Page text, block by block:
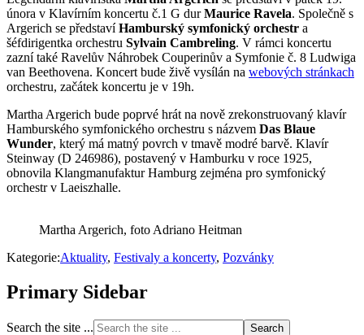
února v Klavírním koncertu č.1 G durMaurice Ravela. Společně s
Argerich se představíHamburský symfonický orchestr a
šéfdirigentka orchestru Sylvain Cambreling. V rámci koncertu
zazní také Ravelův Náhrobek Couperinův a Symfonie č. 8 Ludwiga
van Beethovena. Koncert bude živě vysílán na webových stránkach
orchestru, začátek koncertu je v 19h.
Martha Argerich bude poprvé hrát na nově zrekonstruovaný klavír
Hamburského symfonického orchestru s názvem Das Blaue
Wunder, který má matný povrch v tmavě modré barvě. Klavír
Steinway (D 246986), postavený v Hamburku v roce 1925,
obnovila Klangmanufaktur Hamburg zejména pro symfonický
orchestr v Laeiszhalle.
Martha Argerich, foto Adriano Heitman
Kategorie:Aktuality, Festivaly a koncerty, Pozvánky
Primary Sidebar
Search the site ...